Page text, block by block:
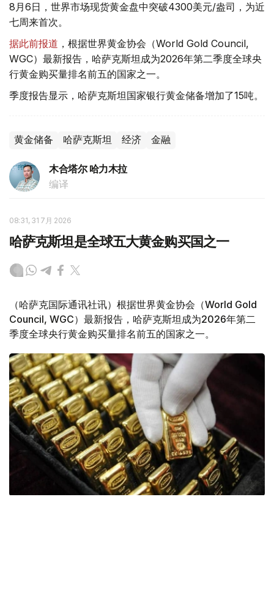
8月6日，世界市场现货黄金盘中突破4300美元/盎司，为近
七周来首次。
据此前报道 ，根据世界黄金协会（World Gold Council,
WGC）最新报告，哈萨克斯坦成为2026年第二季度全球央
行黄金购买量排名前五的国家之一。
季度报告显示，哈萨克斯坦国家银行黄金储备增加了15吨。
黄金储备 哈萨克斯坦 经济 金融
木合塔尔 哈力木拉
编译
08:31, 31 7月 2026
哈萨克斯坦是全球五大黄金购买国之一
（哈萨克国际通讯社讯）根据世界黄金协会（World Gold
Council, WGC）最新报告，哈萨克斯坦成为2026年第二
季度全球央行黄金购买量排名前五的国家之一。